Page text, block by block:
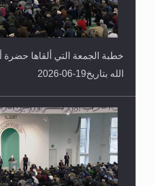
خطبة الجمعة التي ألقاها حضرة
الله بتاريخ19-06-2026